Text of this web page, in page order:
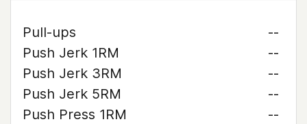
Pull-ups
--
Push Jerk 1RM
--
Push Jerk 3RM
--
Push Jerk 5RM
--
Push Press 1RM
--